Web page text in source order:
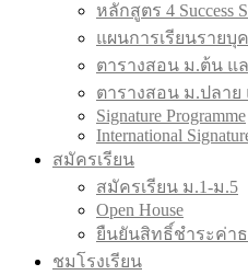
หลักสูตร 4 Success
แผนการเรียนรายบุ
ตารางสอน ม.ต้น แ
ตารางสอน ม.ปลาย
Signature Programme
International
สมัครเรียน
สมัครเรียน ม.1-ม.5
Open House
ยืนยันสิทธิ์ชำระค่าธ
ชมโรงเรียน